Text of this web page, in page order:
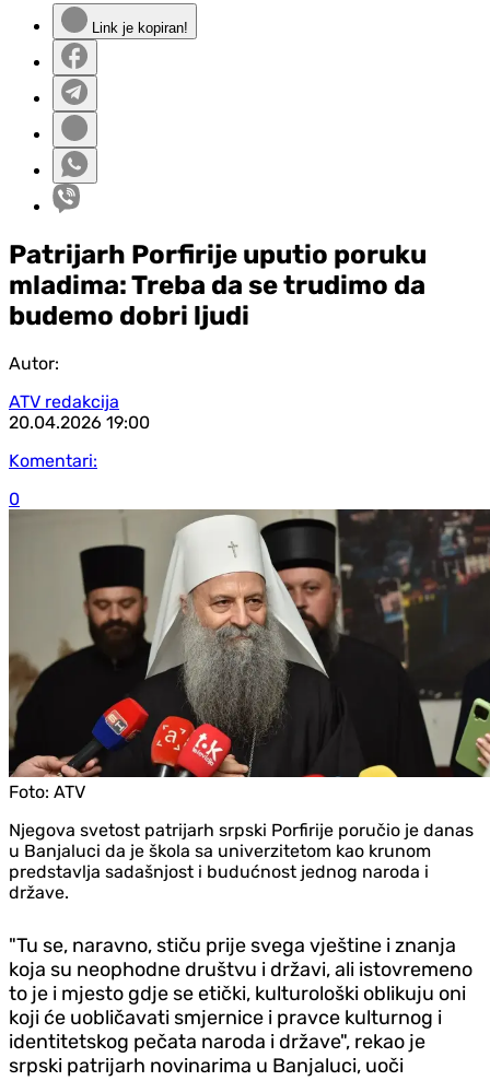
Link je kopiran!
Patrijarh Porfirije uputio poruku
mladima: Treba da se trudimo da
budemo dobri ljudi
Autor:
ATV redakcija
20.04.2026 19:00
Komentari:
0
Foto: ATV
Njegova svetost patrijarh srpski Porfirije poručio je danas
u Banjaluci da je škola sa univerzitetom kao krunom
predstavlja sadašnjost i budućnost jednog naroda i
države.
"Tu se, naravno, stiču prije svega vještine i znanja
koja su neophodne društvu i državi, ali istovremeno
to je i mjesto gdje se etički, kulturološki oblikuju oni
koji će uobličavati smjernice i pravce kulturnog i
identitetskog pečata naroda i države", rekao je
srpski patrijarh novinarima u Banjaluci, uoči